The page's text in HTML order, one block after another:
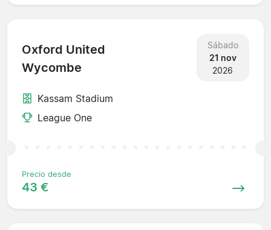
Oxford United
Wycombe
Sábado
21 nov
2026
Kassam Stadium
League One
Precio desde
43 €